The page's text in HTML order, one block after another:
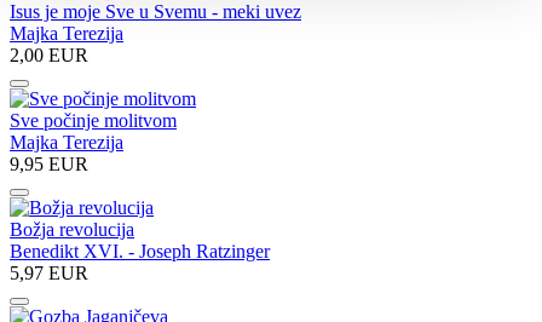
Isus je moje Sve u Svemu - meki uvez
Majka Terezija
2,00 EUR
Sve počinje molitvom
Majka Terezija
9,95 EUR
Božja revolucija
Benedikt XVI. - Joseph Ratzinger
5,97 EUR